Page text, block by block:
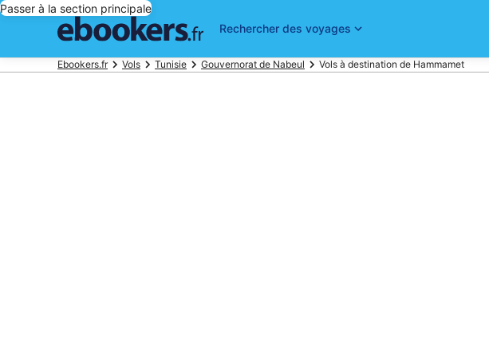
Passer à la section principale
Rechercher des voyages
Ebookers.fr Vols Tunisie Gouvernorat de Nabeul Vols à destination de Hammamet